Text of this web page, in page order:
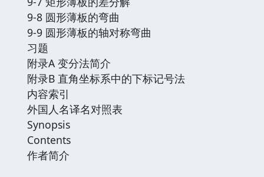
9-8 圆形薄板的弯曲
9-9 圆形薄板的轴对称弯曲
习题
附录A 变分法简介
附录B 直角坐标系中的下标记号法
内容索引
外国人名译名对照表
Synopsis
Contents
作者简介